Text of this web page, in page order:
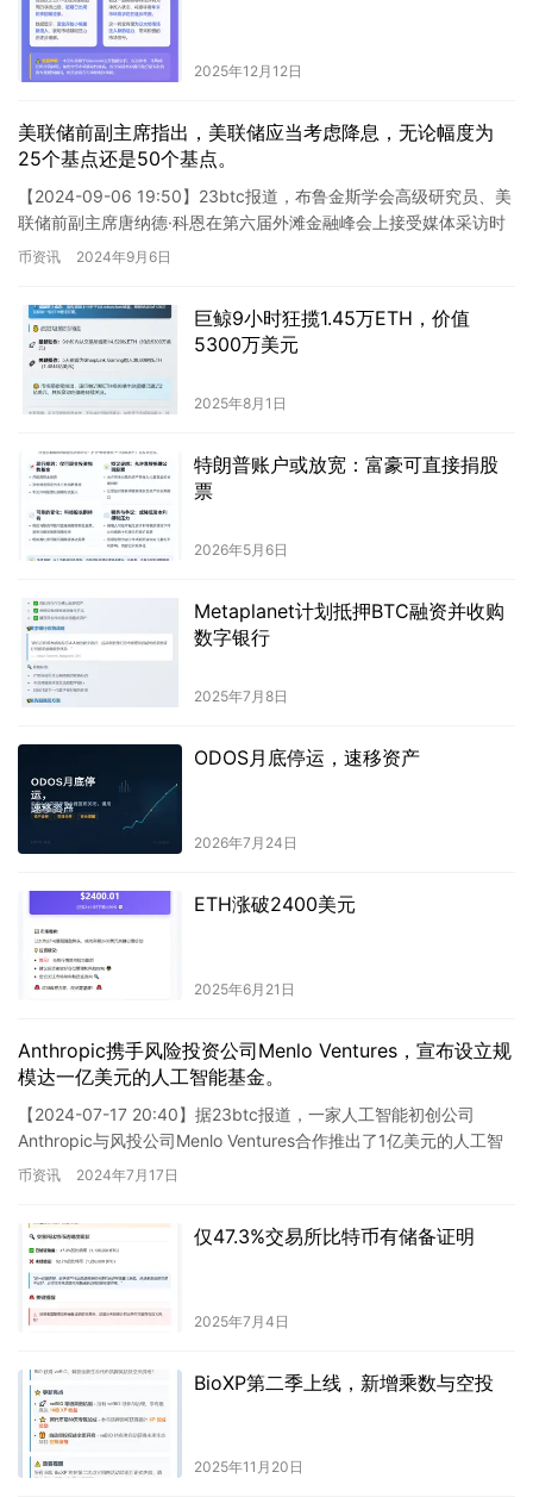
2025年12月12日
美联储前副主席指出，美联储应当考虑降息，无论幅度为
25个基点还是50个基点。
【2024-09-06 19:50】23btc报道，布鲁金斯学会高级研究员、美
联储前副主席唐纳德·科恩在第六届外滩金融峰会上接受媒体采访时
指出，美联储应适时降息，无论是25个基点还…
币资讯 2024年9月6日
巨鲸9小时狂揽1.45万ETH，价值
5300万美元
2025年8月1日
特朗普账户或放宽：富豪可直接捐股
票
2026年5月6日
Metaplanet计划抵押BTC融资并收购
数字银行
2025年7月8日
ODOS月底停运，速移资产
2026年7月24日
ETH涨破2400美元
2025年6月21日
Anthropic携手风险投资公司Menlo Ventures，宣布设立规
模达一亿美元的人工智能基金。
【2024-07-17 20:40】据23btc报道，一家人工智能初创公司
Anthropic与风投公司Menlo Ventures合作推出了1亿美元的人工智
能基金。这一举措将进一步…
币资讯 2024年7月17日
仅47.3%交易所比特币有储备证明
2025年7月4日
BioXP第二季上线，新增乘数与空投
2025年11月20日